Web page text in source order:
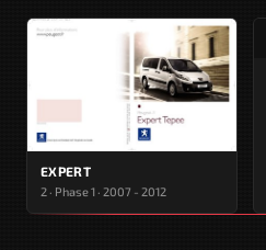
EXPERT
2 · Phase 1 · 2007 - 2012